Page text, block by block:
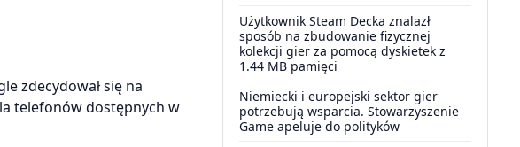
zdecydował się na
telefonów dostępnych w
Użytkownik Steam Decka znalazł
sposób na zbudowanie fizycznej
kolekcji gier za pomocą dyskietek z
1.44 MB pamięci
Niemiecki i europejski sektor gier
potrzebują wsparcia. Stowarzyszenie
Game apeluje do polityków